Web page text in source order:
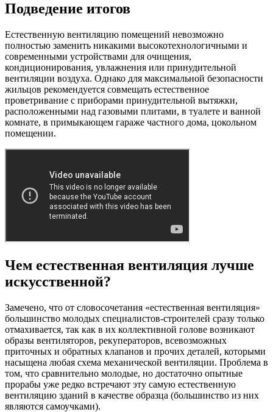
Подведение итогов
Естественную вентиляцию помещений невозможно
полностью заменить никакими высокотехнологичными и
современными устройствами для очищения,
кондиционирования, увлажнения или принудительной
вентиляции воздуха. Однако для максимальной безопасности
жильцов рекомендуется совмещать естественное
проветривание с приборами принудительной вытяжки,
расположенными над газовыми плитами, в туалете и ванной
комнате, в примыкающем гараже частного дома, цокольном
помещении.
Чем естественная вентиляция лучше
искусственной?
Замечено, что от словосочетания «естественная вентиляция»
большинство молодых специалистов-строителей сразу только
отмахивается, так как в их коллективной голове возникают
образы вентиляторов, рекуператоров, всевозможных
приточных и обратных клапанов и прочих деталей, которыми
насыщена любая схема механической вентиляции. Проблема в
том, что сравнительно молодые, но достаточно опытные
прорабы уже редко встречают эту самую естественную
вентиляцию зданий в качестве образца (большинство из них
являются самоучками).